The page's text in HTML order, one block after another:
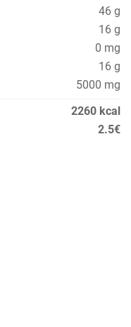
46 g
16 g
0 mg
16 g
5000 mg
2260 kcal
2.5€